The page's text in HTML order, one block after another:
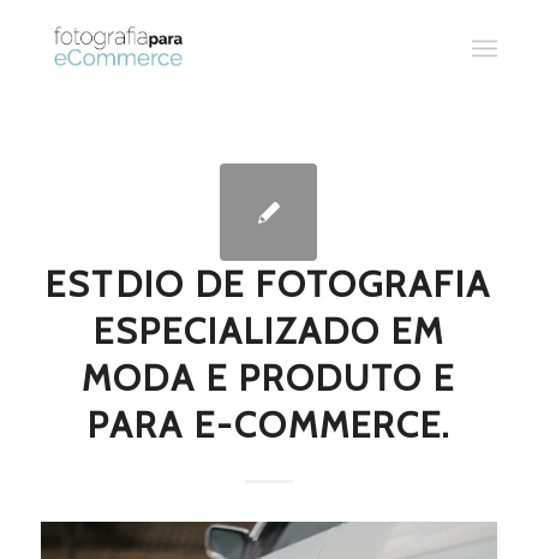
ESTDIO DE FOTOGRAFIA
ESPECIALIZADO EM
MODA E PRODUTO E
PARA E-COMMERCE.